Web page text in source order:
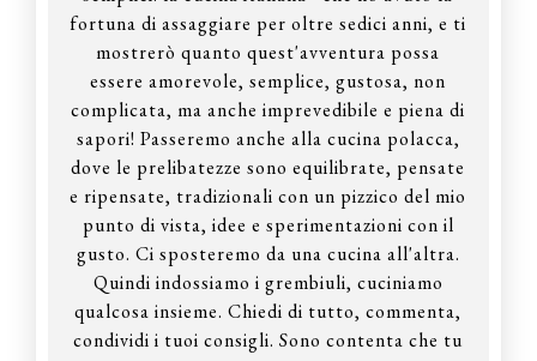
fortuna di assaggiare per oltre sedici anni, e ti
mostrerò quanto quest'avventura possa
essere amorevole, semplice, gustosa, non
complicata, ma anche imprevedibile e piena di
sapori! Passeremo anche alla cucina polacca,
dove le prelibatezze sono equilibrate, pensate
e ripensate, tradizionali con un pizzico del mio
punto di vista, idee e sperimentazioni con il
gusto. Ci sposteremo da una cucina all'altra.
Quindi indossiamo i grembiuli, cuciniamo
qualcosa insieme. Chiedi di tutto, commenta,
condividi i tuoi consigli. Sono contenta che tu